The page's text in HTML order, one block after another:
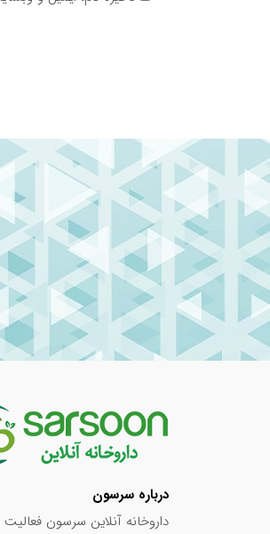
درباره سرسون
داروخانه آنلاین سرسون فعالیت